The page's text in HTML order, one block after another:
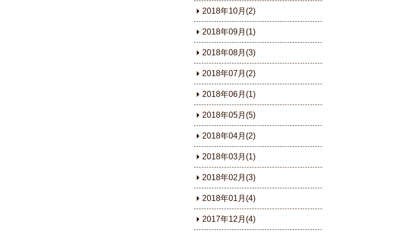
2018年10月(2)
2018年09月(1)
2018年08月(3)
2018年07月(2)
2018年06月(1)
2018年05月(5)
2018年04月(2)
2018年03月(1)
2018年02月(3)
2018年01月(4)
2017年12月(4)